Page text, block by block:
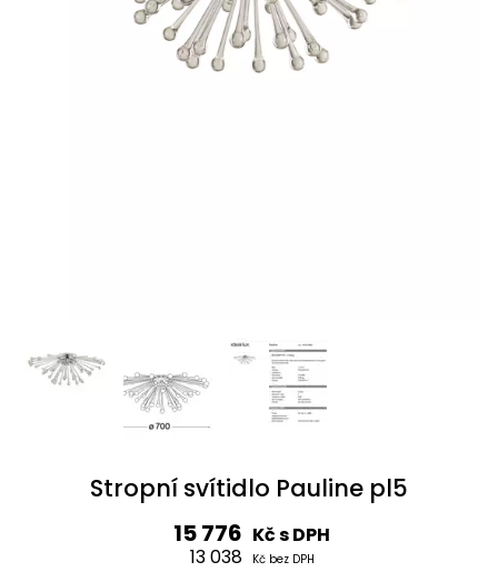
Stropní svítidlo Pauline pl5
15 776 Kč s DPH
13 038
Kč bez DPH